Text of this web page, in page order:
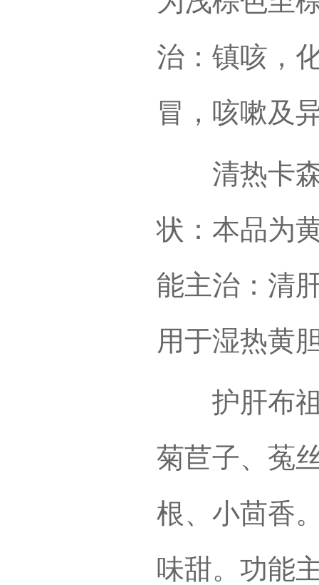
治：镇咳，
冒，咳嗽及
清热卡森
状：本品为
能主治：清
用于湿热黄
护肝布祖
菊苣子、菟
根、小茴香
味甜。功能